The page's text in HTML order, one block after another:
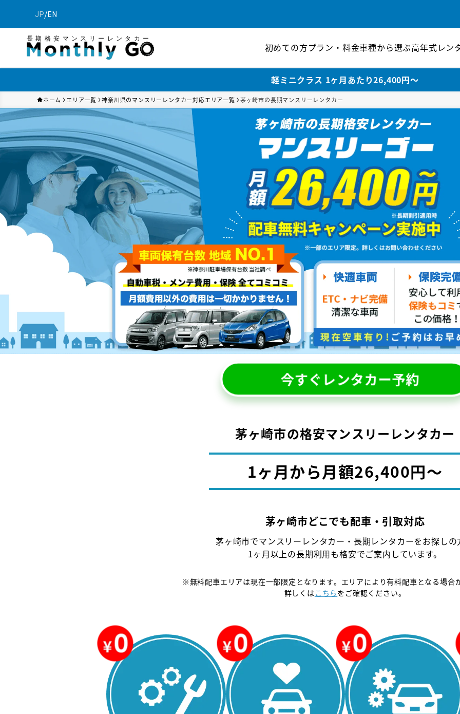
JP/EN
長期格安マンスリーレンタカー
初めての方プラン・料金車種から選ぶ高年式レン
軽ミニクラス 1ヶ月あたり26,400円〜
ホーム エリア一覧 神奈川県のマンスリーレンタカー対応エリア一覧 茅ヶ崎市の長期マンスリーレンタカー
今すぐレンタカー予約
茅ヶ崎市の格安マンスリーレンタカー
1ヶ月から月額26,400円〜
茅ヶ崎市どこでも配車・引取対応
茅ヶ崎市でマンスリーレンタカー・長期レンタカーをお探しの
1ヶ月以上の長期利用も格安でご案内しています。
※無料配車エリアは現在一部限定となります。エリアにより有料配車となる場合
詳しくは こちら をご確認ください。